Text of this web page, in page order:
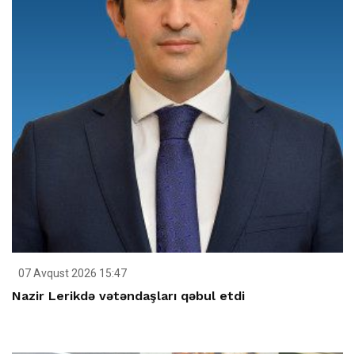
07 Avqust 2026 15:47
Nazir Lerikdə vətəndaşları qəbul etdi